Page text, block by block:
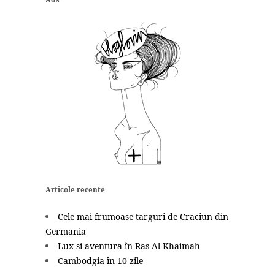
Articole recente
Cele mai frumoase targuri de Craciun din
Germania
Lux si aventura în Ras Al Khaimah
Cambodgia în 10 zile